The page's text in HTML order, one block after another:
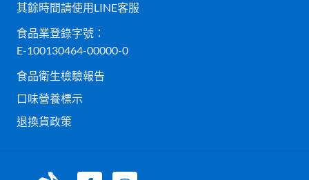
其餘時間請使用LINE客服
食品業登錄字號：
E-100130464-00000-0
食品衛生檢驗報告
口味營養標示
退換貨政策